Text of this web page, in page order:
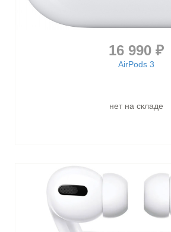
16 990 ₽
AirPods 3
нет на складе